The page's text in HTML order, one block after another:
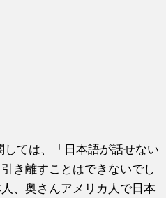
ては、「日本語が話せない
き離すことはできないでし
、奥さんアメリカ人で日本